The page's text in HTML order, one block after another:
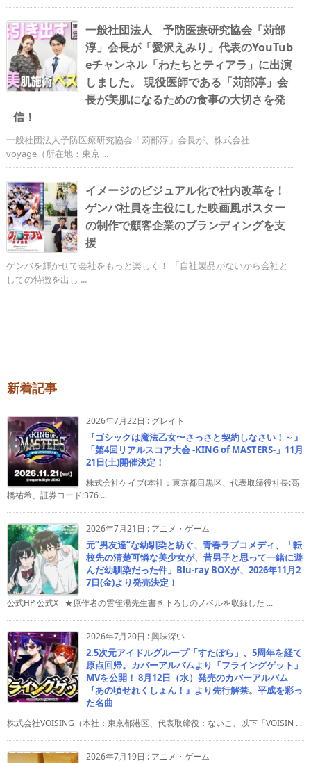
一般社団法人 予防医療研究協会「苅部
淳」会長が「愛沢えみり」代表のYouTub
eチャンネル「わたちとティアラ」に出演
しました。 現役医師である「苅部淳」会
長が美肌になるための食事の大切さを発
信！
一般社団法人予防医療研究協会「苅部淳」会長が、株式会社
voyage（所在地：東京 ...
イメージのビジュアル化で社内改革を！
ゲンバ社員を主役にした映画風ポスター
の制作で顧客企業のブランディングを支
援
ゲンバを輝かせて会社をもっと楽しく！ 「自社製品がないから会社と
しての特徴を出し ...
新着記事
2026年7月22日 : グレイト
『ゴシックは魔法乙女〜さっさと契約しなさい！～』
「第4回リアルスコア大会 -KING of MASTERS-」11月
21日(土)開催決定！
株式会社ケイブ(本社：東京都目黒区、代表取締役社長:高
橋祐希、証券コード:376 ...
2026年7月21日 : アニメ・ゲーム
元”男友達”な幼馴染と紡ぐ、青春ラブコメディ、「転
校先の清楚可憐な美少女が、昔男子と思って一緒に遊
んだ幼馴染だった件」Blu-ray BOXが、2026年11月2
7日(金)より発売決定！
公式HP 公式X ★原作者の雲雀湯先生書き下ろしのノベルを収録した ...
2026年7月20日 :興味深い
2.5次元アイドルグループ「すたぽら」、5周年を経て
原点回帰。カバーアルバムより「フライングゲット」
MVを公開！ 8月12日（水）発売のカバーアルバム
『あの頃せれくしょん！』より先行解禁。平成を彩っ
た名曲
株式会社VOISING（本社：東京都港区、代表取締役：ないこ、以下「VOISIN ...
2026年7月19日 : アニメ・ゲーム